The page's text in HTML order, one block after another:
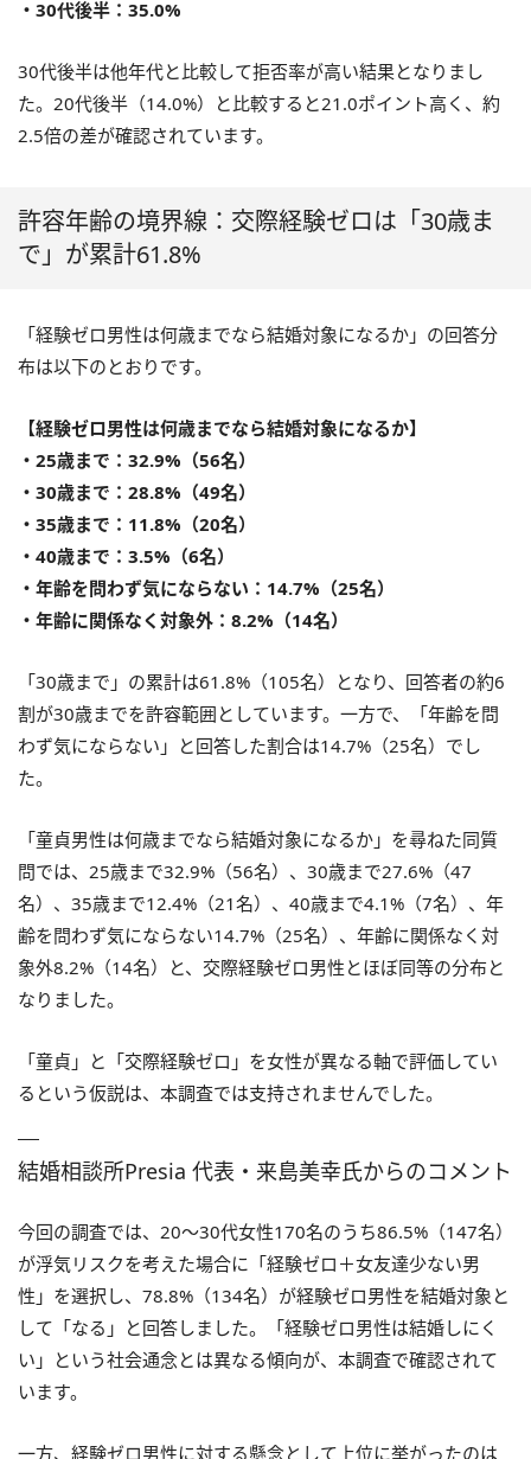
・30代後半：35.0%
30代後半は他年代と比較して拒否率が高い結果となりまし
た。20代後半（14.0%）と比較すると21.0ポイント高く、約
2.5倍の差が確認されています。
許容年齢の境界線：交際経験ゼロは「30歳ま
で」が累計61.8%
「経験ゼロ男性は何歳までなら結婚対象になるか」の回答分
布は以下のとおりです。
【経験ゼロ男性は何歳までなら結婚対象になるか】
・25歳まで：32.9%（56名）
・30歳まで：28.8%（49名）
・35歳まで：11.8%（20名）
・40歳まで：3.5%（6名）
・年齢を問わず気にならない：14.7%（25名）
・年齢に関係なく対象外：8.2%（14名）
「30歳まで」の累計は61.8%（105名）となり、回答者の約6
割が30歳までを許容範囲としています。一方で、「年齢を問
わず気にならない」と回答した割合は14.7%（25名）でし
た。
「童貞男性は何歳までなら結婚対象になるか」を尋ねた同質
問では、25歳まで32.9%（56名）、30歳まで27.6%（47
名）、35歳まで12.4%（21名）、40歳まで4.1%（7名）、年
齢を問わず気にならない14.7%（25名）、年齢に関係なく対
象外8.2%（14名）と、交際経験ゼロ男性とほぼ同等の分布と
なりました。
「童貞」と「交際経験ゼロ」を女性が異なる軸で評価してい
るという仮説は、本調査では支持されませんでした。
結婚相談所Presia 代表・来島美幸氏からのコメント
今回の調査では、20〜30代女性170名のうち86.5%（147名）
が浮気リスクを考えた場合に「経験ゼロ＋女友達少ない男
性」を選択し、78.8%（134名）が経験ゼロ男性を結婚対象と
して「なる」と回答しました。「経験ゼロ男性は結婚しにく
い」という社会通念とは異なる傾向が、本調査で確認されて
います。
一方、経験ゼロ男性に対する懸念として上位に挙がったのは